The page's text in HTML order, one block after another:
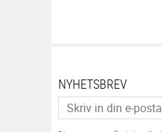
NYHETSBREV